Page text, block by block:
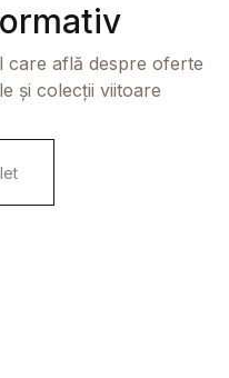
află despre oferte
și colecții viitoare